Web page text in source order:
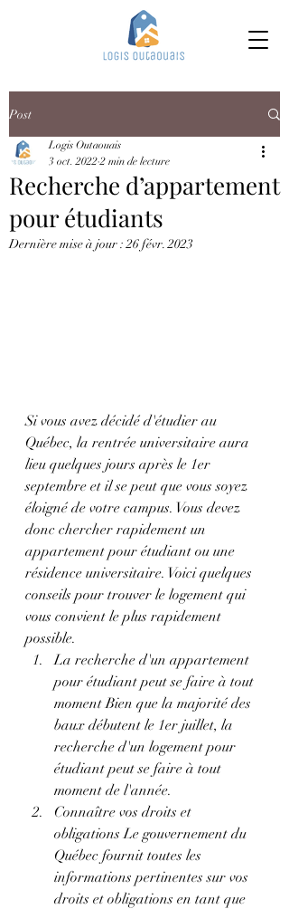
Post
Recherche d’appartement
pour étudiants
Logis Outaouais
3 oct. 2022 2 min de lecture
Dernière mise à jour :26 févr. 2023
Si vous avez décidé d'étudier au
Québec, la rentrée universitaire aura
lieu quelques jours après le 1er
septembre et il se peut que vous soyez
éloigné de votre campus. Vous devez
donc chercher rapidement un
appartement pour étudiant ou une
résidence universitaire. Voici quelques
conseils pour trouver le logement qui
vous convient le plus rapidement
possible.
La recherche d'un appartement
pour étudiant peut se faire à tout
moment Bien que la majorité des
baux débutent le 1er juillet, la
recherche d'un logement pour
étudiant peut se faire à tout
moment de l'année.
Connaître vos droits et
obligations Le gouvernement du
Québec fournit toutes les
informations pertinentes sur vos
droits et obligations en tant que